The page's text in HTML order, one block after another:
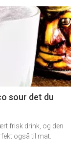
sour det du
frisk drink, og den
også til mat.